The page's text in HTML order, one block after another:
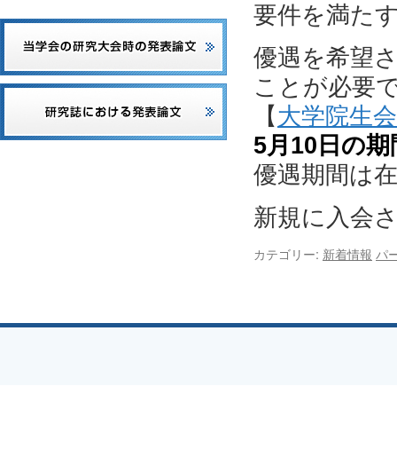
要件を満た
優遇を希望
ことが必要
【大学院生
5月10日の期
優遇期間は
新規に入会
カテゴリー: 新着情報 パ